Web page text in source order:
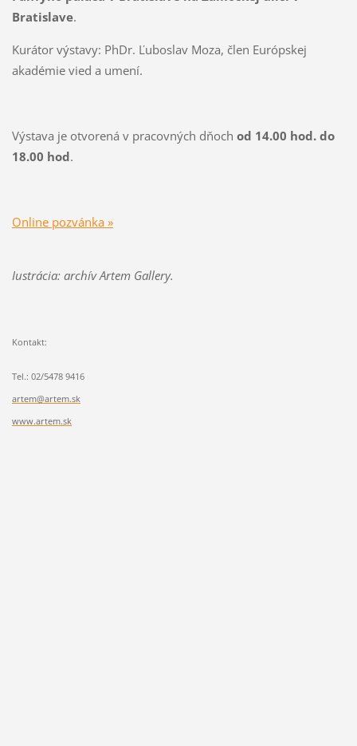
Bratislave.
Kurátor výstavy: PhDr. Ľuboslav Moza, člen Európskej
akadémie vied a umení.
Výstava je otvorená v pracovných dňoch od 14.00 hod. do
18.00 hod.
Online pozvánka »
Iustrácia: archív Artem Gallery.
Kontakt:
Tel.: 02/5478 9416
artem@artem.sk
www.artem.sk